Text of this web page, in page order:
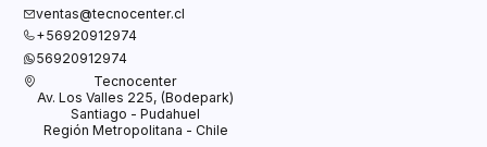
ventas@tecnocenter.cl
+56920912974
56920912974
Tecnocenter
Av. Los Valles 225, (Bodepark)
Santiago - Pudahuel
Región Metropolitana - Chile